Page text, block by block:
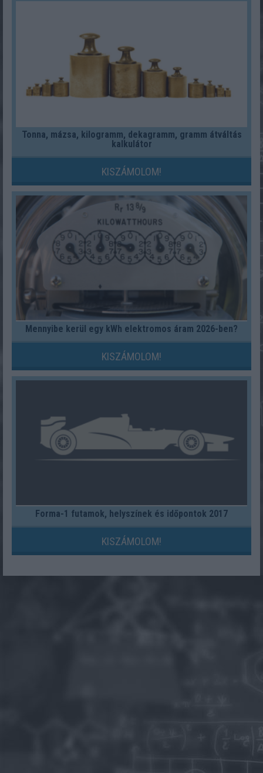
Tonna, mázsa, kilogramm, dekagramm, gramm átváltás
kalkulátor
KISZÁMOLOM!
Mennyibe kerül egy kWh elektromos áram 2026-ben?
KISZÁMOLOM!
Forma-1 futamok, helyszínek és időpontok 2017
KISZÁMOLOM!